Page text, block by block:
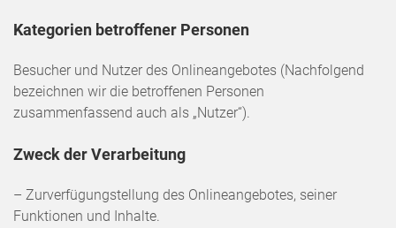
Kategorien betroffener Personen
Besucher und Nutzer des Onlineangebotes (Nachfolgend
bezeichnen wir die betroffenen Personen
zusammenfassend auch als „Nutzer“).
Zweck der Verarbeitung
– Zurverfügungstellung des Onlineangebotes, seiner
Funktionen und Inhalte.